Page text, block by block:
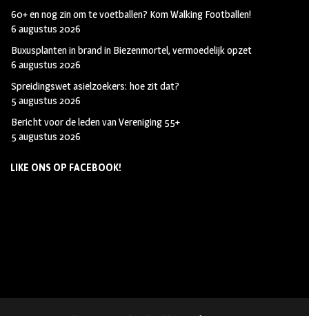
60+ en nog zin om te voetballen? Kom Walking Footballen!
6 augustus 2026
Buxusplanten in brand in Biezenmortel, vermoedelijk opzet
6 augustus 2026
Spreidingswet asielzoekers: hoe zit dat?
5 augustus 2026
Bericht voor de leden van Vereniging 55+
5 augustus 2026
LIKE ONS OP FACEBOOK!